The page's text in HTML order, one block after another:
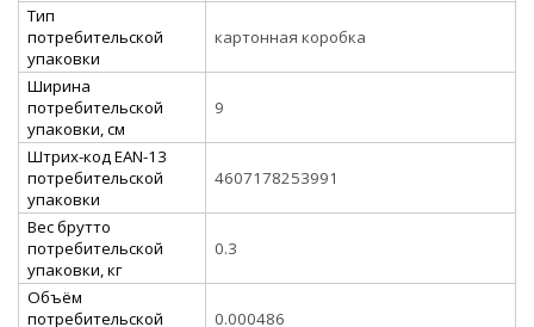
Тип
потребительской
упаковки
картонная коробка
Ширина
потребительской
упаковки, см
9
Штрих-код EAN-13
потребительской
упаковки
4607178253991
Вес брутто
потребительской
упаковки, кг
0.3
Объём
потребительской
0.000486